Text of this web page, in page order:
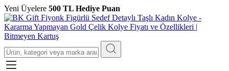
Yeni Üyelere 500 TL Hediye Puan